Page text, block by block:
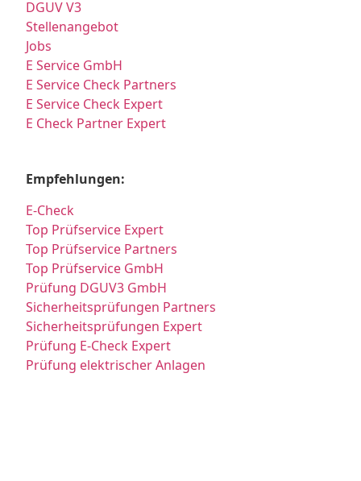
DGUV V3
Stellenangebot
Jobs
E Service GmbH
E Service Check Partners
E Service Check Expert
E Check Partner Expert
Empfehlungen:
E-Check
Top Prüfservice Expert
Top Prüfservice Partners
Top Prüfservice GmbH
Prüfung DGUV3 GmbH
Sicherheitsprüfungen Partners
Sicherheitsprüfungen Expert
Prüfung E-Check Expert
Prüfung elektrischer Anlagen